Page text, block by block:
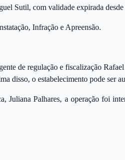
Sutil, com validade expirada
Infração e Apreensão.
de regulação e fiscalização
o estabelecimento pode ser
Palhares, a operação foi